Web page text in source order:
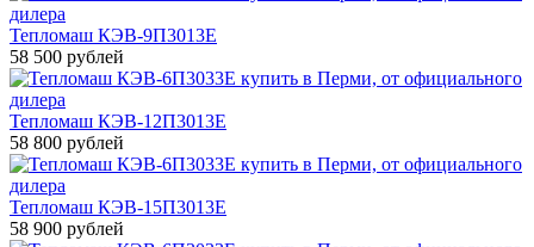
Тепломаш КЭВ-9П3013Е
58 500 рублей
Тепломаш КЭВ-12П3013Е
58 800 рублей
Тепломаш КЭВ-15П3013Е
58 900 рублей